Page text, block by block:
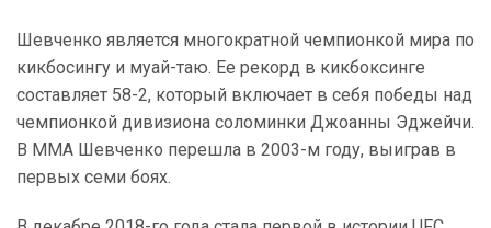
Шевченко является многократной чемпионкой мира по
кикбосингу и муай-таю. Ее рекорд в кикбоксинге
составляет 58-2, который включает в себя победы над
чемпионкой дивизиона соломинки Джоанны Эджейчи.
В ММА Шевченко перешла в 2003-м году, выиграв в
первых семи боях.